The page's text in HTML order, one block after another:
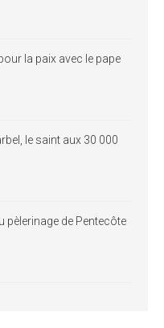
la paix avec le pape
le saint aux 30 000
pèlerinage de Pentecôte